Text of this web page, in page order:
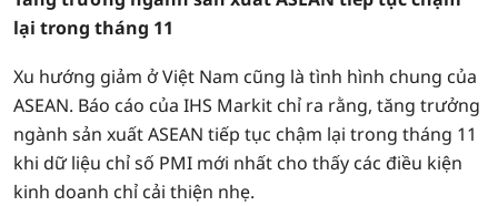
lại trong tháng 11
Xu hướng giảm ở Việt Nam cũng là tình hình chung của
ASEAN. Báo cáo của IHS Markit chỉ ra rằng, tăng trưởng
ngành sản xuất ASEAN tiếp tục chậm lại trong tháng 11
khi dữ liệu chỉ số PMI mới nhất cho thấy các điều kiện
kinh doanh chỉ cải thiện nhẹ.